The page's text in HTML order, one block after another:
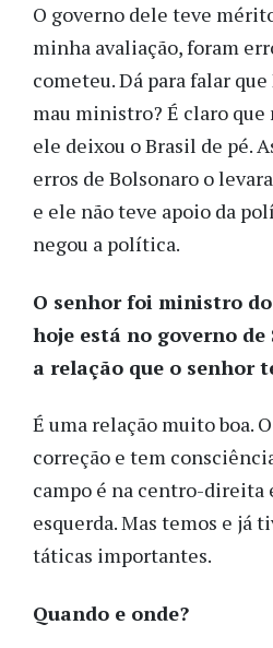
O governo dele teve
minha avaliação, foram
cometeu. Dá para falar
mau ministro? É claro que
ele deixou o Brasil de pé.
erros de Bolsonaro o
e ele não teve apoio da
negou a política.
O senhor foi ministro
hoje está no governo de
a relação que o senhor
É uma relação muito boa.
correção e tem
campo é na centro-direita
esquerda. Mas temos e já
táticas importantes.
Quando e onde?